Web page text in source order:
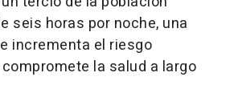
seis horas por noche, una
incrementa el riesgo
la salud a largo